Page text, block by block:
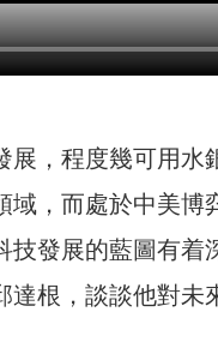
展，程度幾可用水
，而處於中美博
技發展的藍圖有着
根，談談他對未